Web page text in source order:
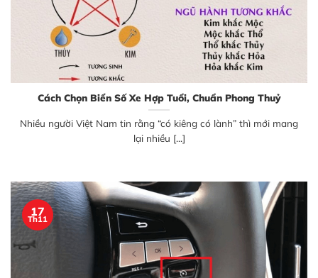
Cách Chọn Biển Số Xe Hợp Tuổi, Chuẩn Phong Thuỷ
Nhiều người Việt Nam tin rằng “có kiêng có lành” thì mới mang
lại nhiều [...]
17
Th11